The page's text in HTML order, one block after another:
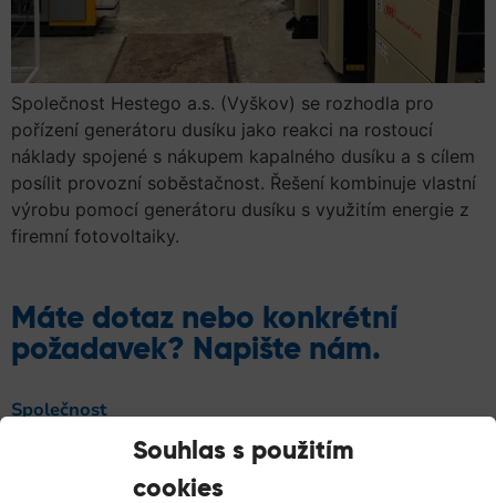
Souhlas s použitím
cookies
Společnost Hestego a.s. (Vyškov) se rozhodla pro
pořízení generátoru dusíku jako reakci na rostoucí
náklady spojené s nákupem kapalného dusíku a s cílem
posílit provozní soběstačnost. Řešení kombinuje vlastní
výrobu pomocí generátoru dusíku s využitím energie z
firemní fotovoltaiky.
Máte dotaz nebo konkrétní
požadavek? Napište nám.
Společnost
Jméno a příjmení*